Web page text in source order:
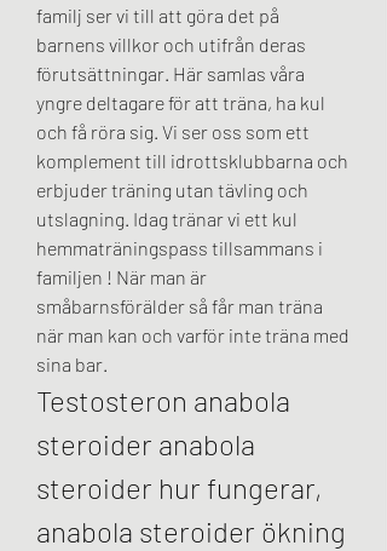
familj ser vi till att göra det på
barnens villkor och utifrån deras
förutsättningar. Här samlas våra
yngre deltagare för att träna, ha kul
och få röra sig. Vi ser oss som ett
komplement till idrottsklubbarna och
erbjuder träning utan tävling och
utslagning. Idag tränar vi ett kul
hemmaträningspass tillsammans i
familjen ! När man är
småbarnsförälder så får man träna
när man kan och varför inte träna med
sina bar.
Testosteron anabola
steroider anabola
steroider hur fungerar,
anabola steroider ökning